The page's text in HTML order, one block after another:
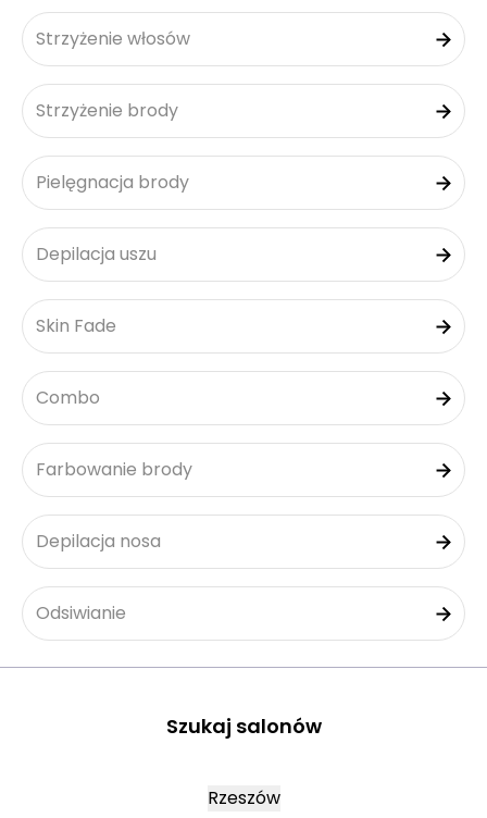
Strzyżenie włosów
Strzyżenie brody
Pielęgnacja brody
Depilacja uszu
Skin Fade
Combo
Farbowanie brody
Depilacja nosa
Odsiwianie
Szukaj salonów
Rzeszów